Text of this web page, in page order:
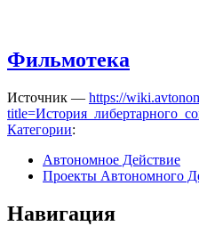
Фильмотека
Источник — https://
Категории:
Автономное Действие
Проекты Автономного
Навигация